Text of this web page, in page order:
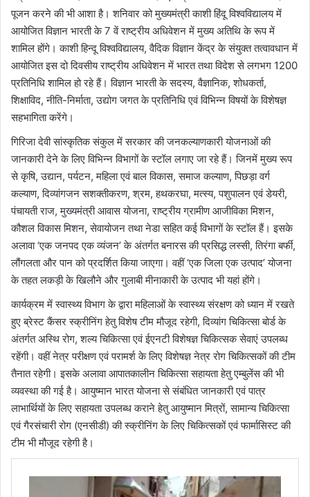
पूजन करने की भी आशा है। शनिवार को मुख्यमंत्री काशी हिंदू विश्वविद्यालय में
आयोजित विज्ञान भारती के 7 वें राष्ट्रीय अधिवेशन में मुख्य अतिथि के रूप में
शामिल होंगे। काशी हिन्दू विश्वविद्यालय, वैदिक विज्ञान केंद्र के संयुक्त तत्वावधान में
आयोजित इस दो दिवसीय राष्ट्रीय अधिवेशन में भारत तथा विदेश से लगभग 1200
प्रतिनिधि शामिल हो रहे हैं। विज्ञान भारती के सदस्य, वैज्ञानिक, शोधकर्ता,
शिक्षाविद, नीति-निर्माता, उद्योग जगत के प्रतिनिधि एवं विभिन्न विषयों के विशेषज्ञ
सहभागिता करेंगे।
गिरिजा देवी सांस्कृतिक संकुल में सरकार की जनकल्याणकारी योजनाओं की
जानकारी देने के लिए विभिन्न विभागों के स्टॉल लगाए जा रहे हैं। जिनमें मुख्य रूप
से कृषि, उद्यान, पर्यटन, महिला एवं बाल विकास, समाज कल्याण, पिछड़ा वर्ग
कल्याण, दिव्यांगजन सशक्तीकरण, श्रम, हथकरघा, मत्स्य, पशुपालन एवं डेयरी,
पंचायती राज, मुख्यमंत्री आवास योजना, राष्ट्रीय ग्रामीण आजीविका मिशन,
कौशल विकास मिशन, सेवायोजन तथा नेडा सहित कई विभागों के स्टॉल हैं। इसके
अलावा ‘एक जनपद एक व्यंजन’ के अंतर्गत बनारस की प्रसिद्ध लस्सी, तिरंगा बर्फी,
लौंगलता और पान को प्रदर्शित किया जाएगा। वहीं ‘एक जिला एक उत्पाद’ योजना
के तहत लकड़ी के खिलौने और गुलाबी मीनाकारी के उत्पाद भी यहां होंगे।
कार्यक्रम में स्वास्थ्य विभाग के द्वारा महिलाओं के स्वास्थ्य संरक्षण को ध्यान में रखते
हुए ब्रेस्ट कैंसर स्क्रीनिंग हेतु विशेष टीम मौजूद रहेगी, दिव्यांग चिकित्सा बोर्ड के
अंतर्गत अस्थि रोग, शल्य चिकित्सा एवं ईएनटी विशेषज्ञ चिकित्सक सेवाएं उपलब्ध
रहेंगी। वहीं नेत्र परीक्षण एवं परामर्श के लिए विशेषज्ञ नेत्र रोग चिकित्सकों की टीम
तैनात रहेगी। इसके अलावा आपातकालीन चिकित्सा सहायता हेतु एम्बुलेंस की भी
व्यवस्था की गई है। आयुष्मान भारत योजना से संबंधित जानकारी एवं पात्र
लाभार्थियों के लिए सहायता उपलब्ध कराने हेतु आयुष्मान मित्रों, सामान्य चिकित्सा
एवं गैरसंचारी रोग (एनसीडी) की स्क्रीनिंग के लिए चिकित्सकों एवं फार्मासिस्ट की
टीम भी मौजूद रहेगी है।